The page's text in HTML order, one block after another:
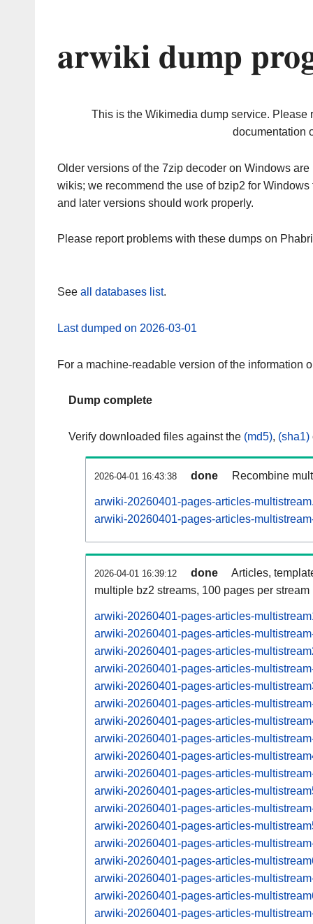
arwiki dump
This is the Wikimedia dump service. Please
documentation
Older versions of the 7zip decoder on Windows
wikis; we recommend the use of bzip2 for
and later versions should work properly.
Please report problems with these dumps on
See all databases list.
Last dumped on 2026-03-01
For a machine-readable version of the information
Dump complete
Verify downloaded files against the (md5), (sha1)
2026-04-01 16:43:38 done Recombine
arwiki-20260401-pages-articles-
arwiki-20260401-pages-articles-
2026-04-01 16:39:12 done
Articles,
multiple bz2 streams, 100 pages per stream
arwiki-20260401-pages-articles-
arwiki-20260401-pages-articles-
arwiki-20260401-pages-articles-
arwiki-20260401-pages-articles-
arwiki-20260401-pages-articles-
arwiki-20260401-pages-articles-
arwiki-20260401-pages-articles-
arwiki-20260401-pages-articles-
arwiki-20260401-pages-articles-
arwiki-20260401-pages-articles-
arwiki-20260401-pages-articles-
arwiki-20260401-pages-articles-
arwiki-20260401-pages-articles-
arwiki-20260401-pages-articles-
arwiki-20260401-pages-articles-
arwiki-20260401-pages-articles-
arwiki-20260401-pages-articles-
arwiki-20260401-pages-articles-